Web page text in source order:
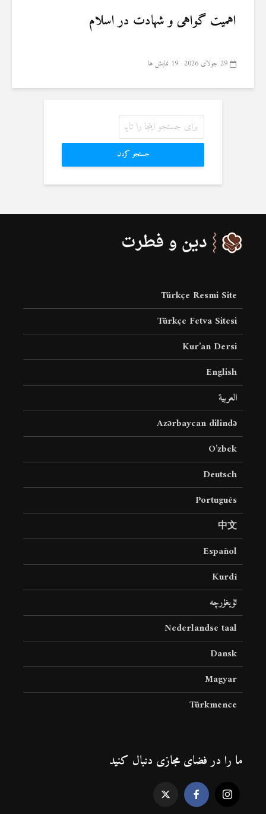
اهمیت گواهی و شهادت در اسلام
29 جولای 2026 19 نمایش ها
جستجو کردن
Türkçe Resmi Site
Türkçe Fetva Sitesi
Kur’an Dersi
English
العربية
Azərbaycan dilində
O’zbek
Deutsch
Português
中文
Español
Kurdî
ئۇيغۇرچە
Nederlandse taal
Dansk
Magyar
Türkmence
ما را در فضای مجازی دنبال کنید